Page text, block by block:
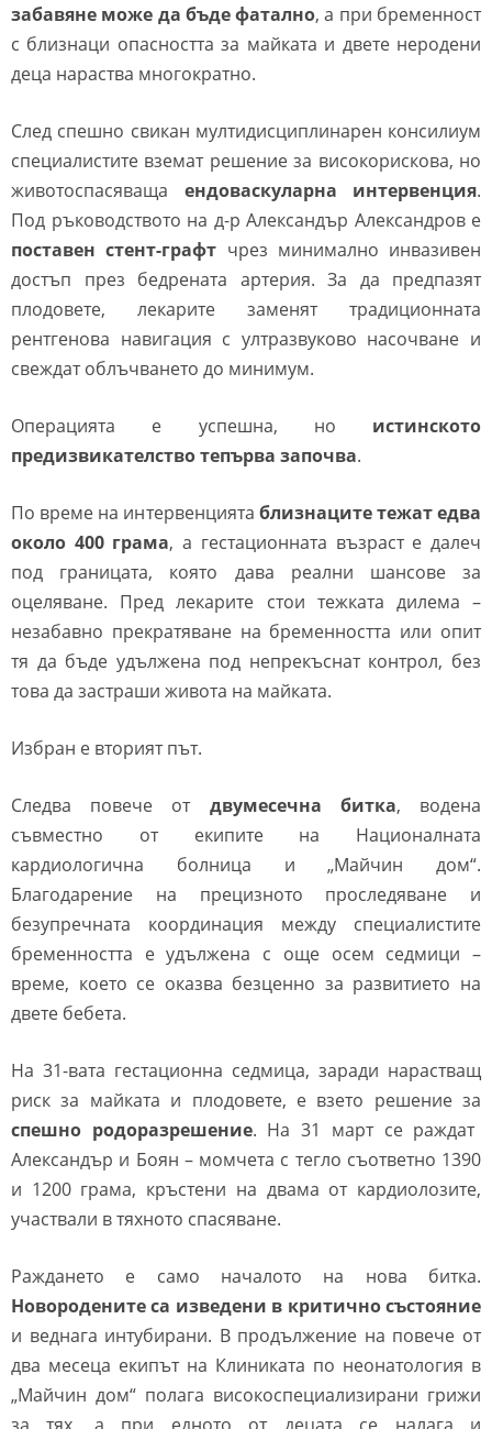
забавяне може да бъде фатално, а при бременност
с близнаци опасността за майката и двете неродени
деца нараства многократно.
След спешно свикан мултидисциплинарен консилиум
специалистите вземат решение за високорискова, но
животоспасяваща ендоваскуларна интервенция.
Под ръководството на д-р Александър Александров е
поставен стент-графт чрез минимално инвазивен
достъп през бедрената артерия. За да предпазят
плодовете, лекарите заменят традиционната
рентгенова навигация с ултразвуково насочване и
свеждат облъчването до минимум.
Операцията е успешна, но истинското
предизвикателство тепърва започва.
По време на интервенцията близнаците тежат едва
около 400 грама, а гестационната възраст е далеч
под границата, която дава реални шансове за
оцеляване. Пред лекарите стои тежката дилема –
незабавно прекратяване на бременността или опит
тя да бъде удължена под непрекъснат контрол, без
това да застраши живота на майката.
Избран е вторият път.
Следва повече отдвумесечна битка, водена
съвместно от екипите на Националната
кардиологична болница и „Майчин дом“.
Благодарение на прецизното проследяване и
безупречната координация между специалистите
бременността е удължена с още осем седмици –
време, което се оказва безценно за развитието на
двете бебета.
На 31-вата гестационна седмица, заради нарастващ
риск за майката и плодовете, е взето решение за
спешно родоразрешение. На 31 март се раждат
Александър и Боян – момчета с тегло съответно 1390
и 1200 грама, кръстени на двама от кардиолозите,
участвали в тяхното спасяване.
Раждането е само началото на нова битка.
Новородените са изведени в критично състояние
и веднага интубирани. В продължение на повече от
два месеца екипът на Клиниката по неонатология в
„Майчин дом“ полага високоспециализирани грижи